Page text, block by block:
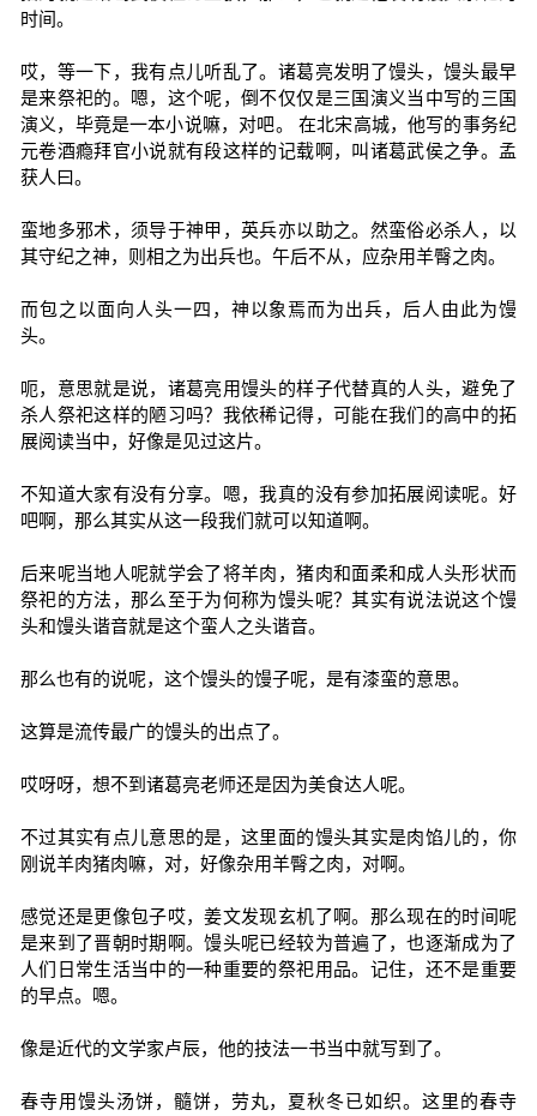
时间。
哎，等一下，我有点儿听乱了。诸葛亮发明了馒头，馒头最早
是来祭祀的。嗯，这个呢，倒不仅仅是三国演义当中写的三国
演义，毕竟是一本小说嘛，对吧。 在北宋高城，他写的事务纪
元卷酒瘾拜官小说就有段这样的记载啊，叫诸葛武侯之争。孟
获人曰。
蛮地多邪术，须导于神甲，英兵亦以助之。然蛮俗必杀人，以
其守纪之神，则相之为出兵也。午后不从，应杂用羊臀之肉。
而包之以面向人头一四，神以象焉而为出兵，后人由此为馒
头。
呃，意思就是说，诸葛亮用馒头的样子代替真的人头，避免了
杀人祭祀这样的陋习吗？我依稀记得，可能在我们的高中的拓
展阅读当中，好像是见过这片。
不知道大家有没有分享。嗯，我真的没有参加拓展阅读呢。好
吧啊，那么其实从这一段我们就可以知道啊。
后来呢当地人呢就学会了将羊肉，猪肉和面柔和成人头形状而
祭祀的方法，那么至于为何称为馒头呢？其实有说法说这个馒
头和馒头谐音就是这个蛮人之头谐音。
那么也有的说呢，这个馒头的馒子呢，是有漆蛮的意思。
这算是流传最广的馒头的出点了。
哎呀呀，想不到诸葛亮老师还是因为美食达人呢。
不过其实有点儿意思的是，这里面的馒头其实是肉馅儿的，你
刚说羊肉猪肉嘛，对，好像杂用羊臀之肉，对啊。
感觉还是更像包子哎，姜文发现玄机了啊。那么现在的时间呢
是来到了晋朝时期啊。馒头呢已经较为普遍了，也逐渐成为了
人们日常生活当中的一种重要的祭祀用品。记住，还不是重要
的早点。嗯。
像是近代的文学家卢辰，他的技法一书当中就写到了。
春寺用馒头汤饼，髓饼，劳丸，夏秋冬已如织。这里的春寺